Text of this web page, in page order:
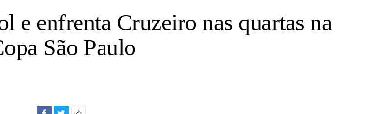
e enfrenta Cruzeiro nas quartas na
São Paulo